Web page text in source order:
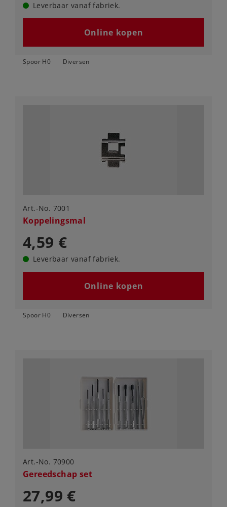
Leverbaar vanaf fabriek.
Online kopen
Spoor H0 Diversen
Art.-No. 7001
Koppelingsmal
4,59 €
Leverbaar vanaf fabriek.
Online kopen
Spoor H0 Diversen
Art.-No. 70900
Gereedschap set
27,99 €